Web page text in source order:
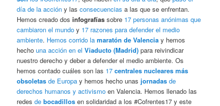
día de la acción y lasconsecuencias a las que se enfrentan.
Hemos creado dosinfografías sobre 17 personas anónimas que
cambiaron el mundo y 17 razones para defender el medio
ambiente. Hemos corrido lamaratón de Valencia y hemos
hechouna acción en elViaducto (Madrid) para reivindicar
nuestro derecho y deber a defender el medio ambiente. Os
hemos contado cuáles son las 17centrales nucleares más
obsoletas de Europa y hemos hecho unas jornadas de
derechos humanos y activismo en Valencia. Hemos llenado las
redesdebocadillos en solidaridad a los #Cofrentes17 y este